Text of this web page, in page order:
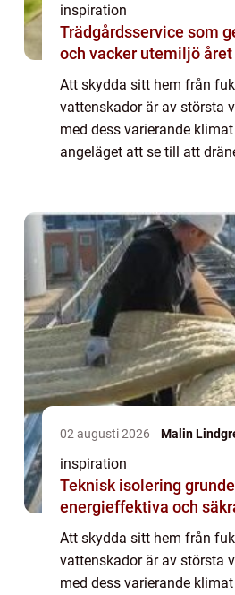
inspiration
Trädgårdsservice som
och vacker utemiljö
Att skydda sitt hem från
vattenskador är av största
med dess varierande
angeläget att se till att
02 augusti 2026 Malin
inspiration
Teknisk isolering grunden för
energieffektiva och
Att skydda sitt hem från
vattenskador är av största
med dess varierande